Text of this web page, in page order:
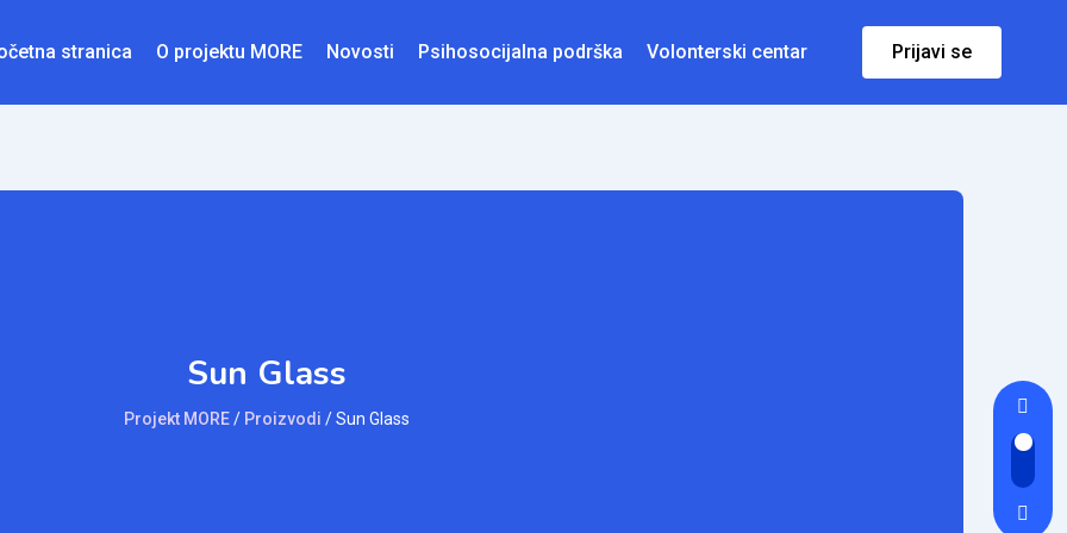
stranica O projektu MORE Novosti Psihosocijalna podrška Volonterski centar Prijavi se
Sun Glass
Projekt MORE/ Proizvodi /Sun Glass